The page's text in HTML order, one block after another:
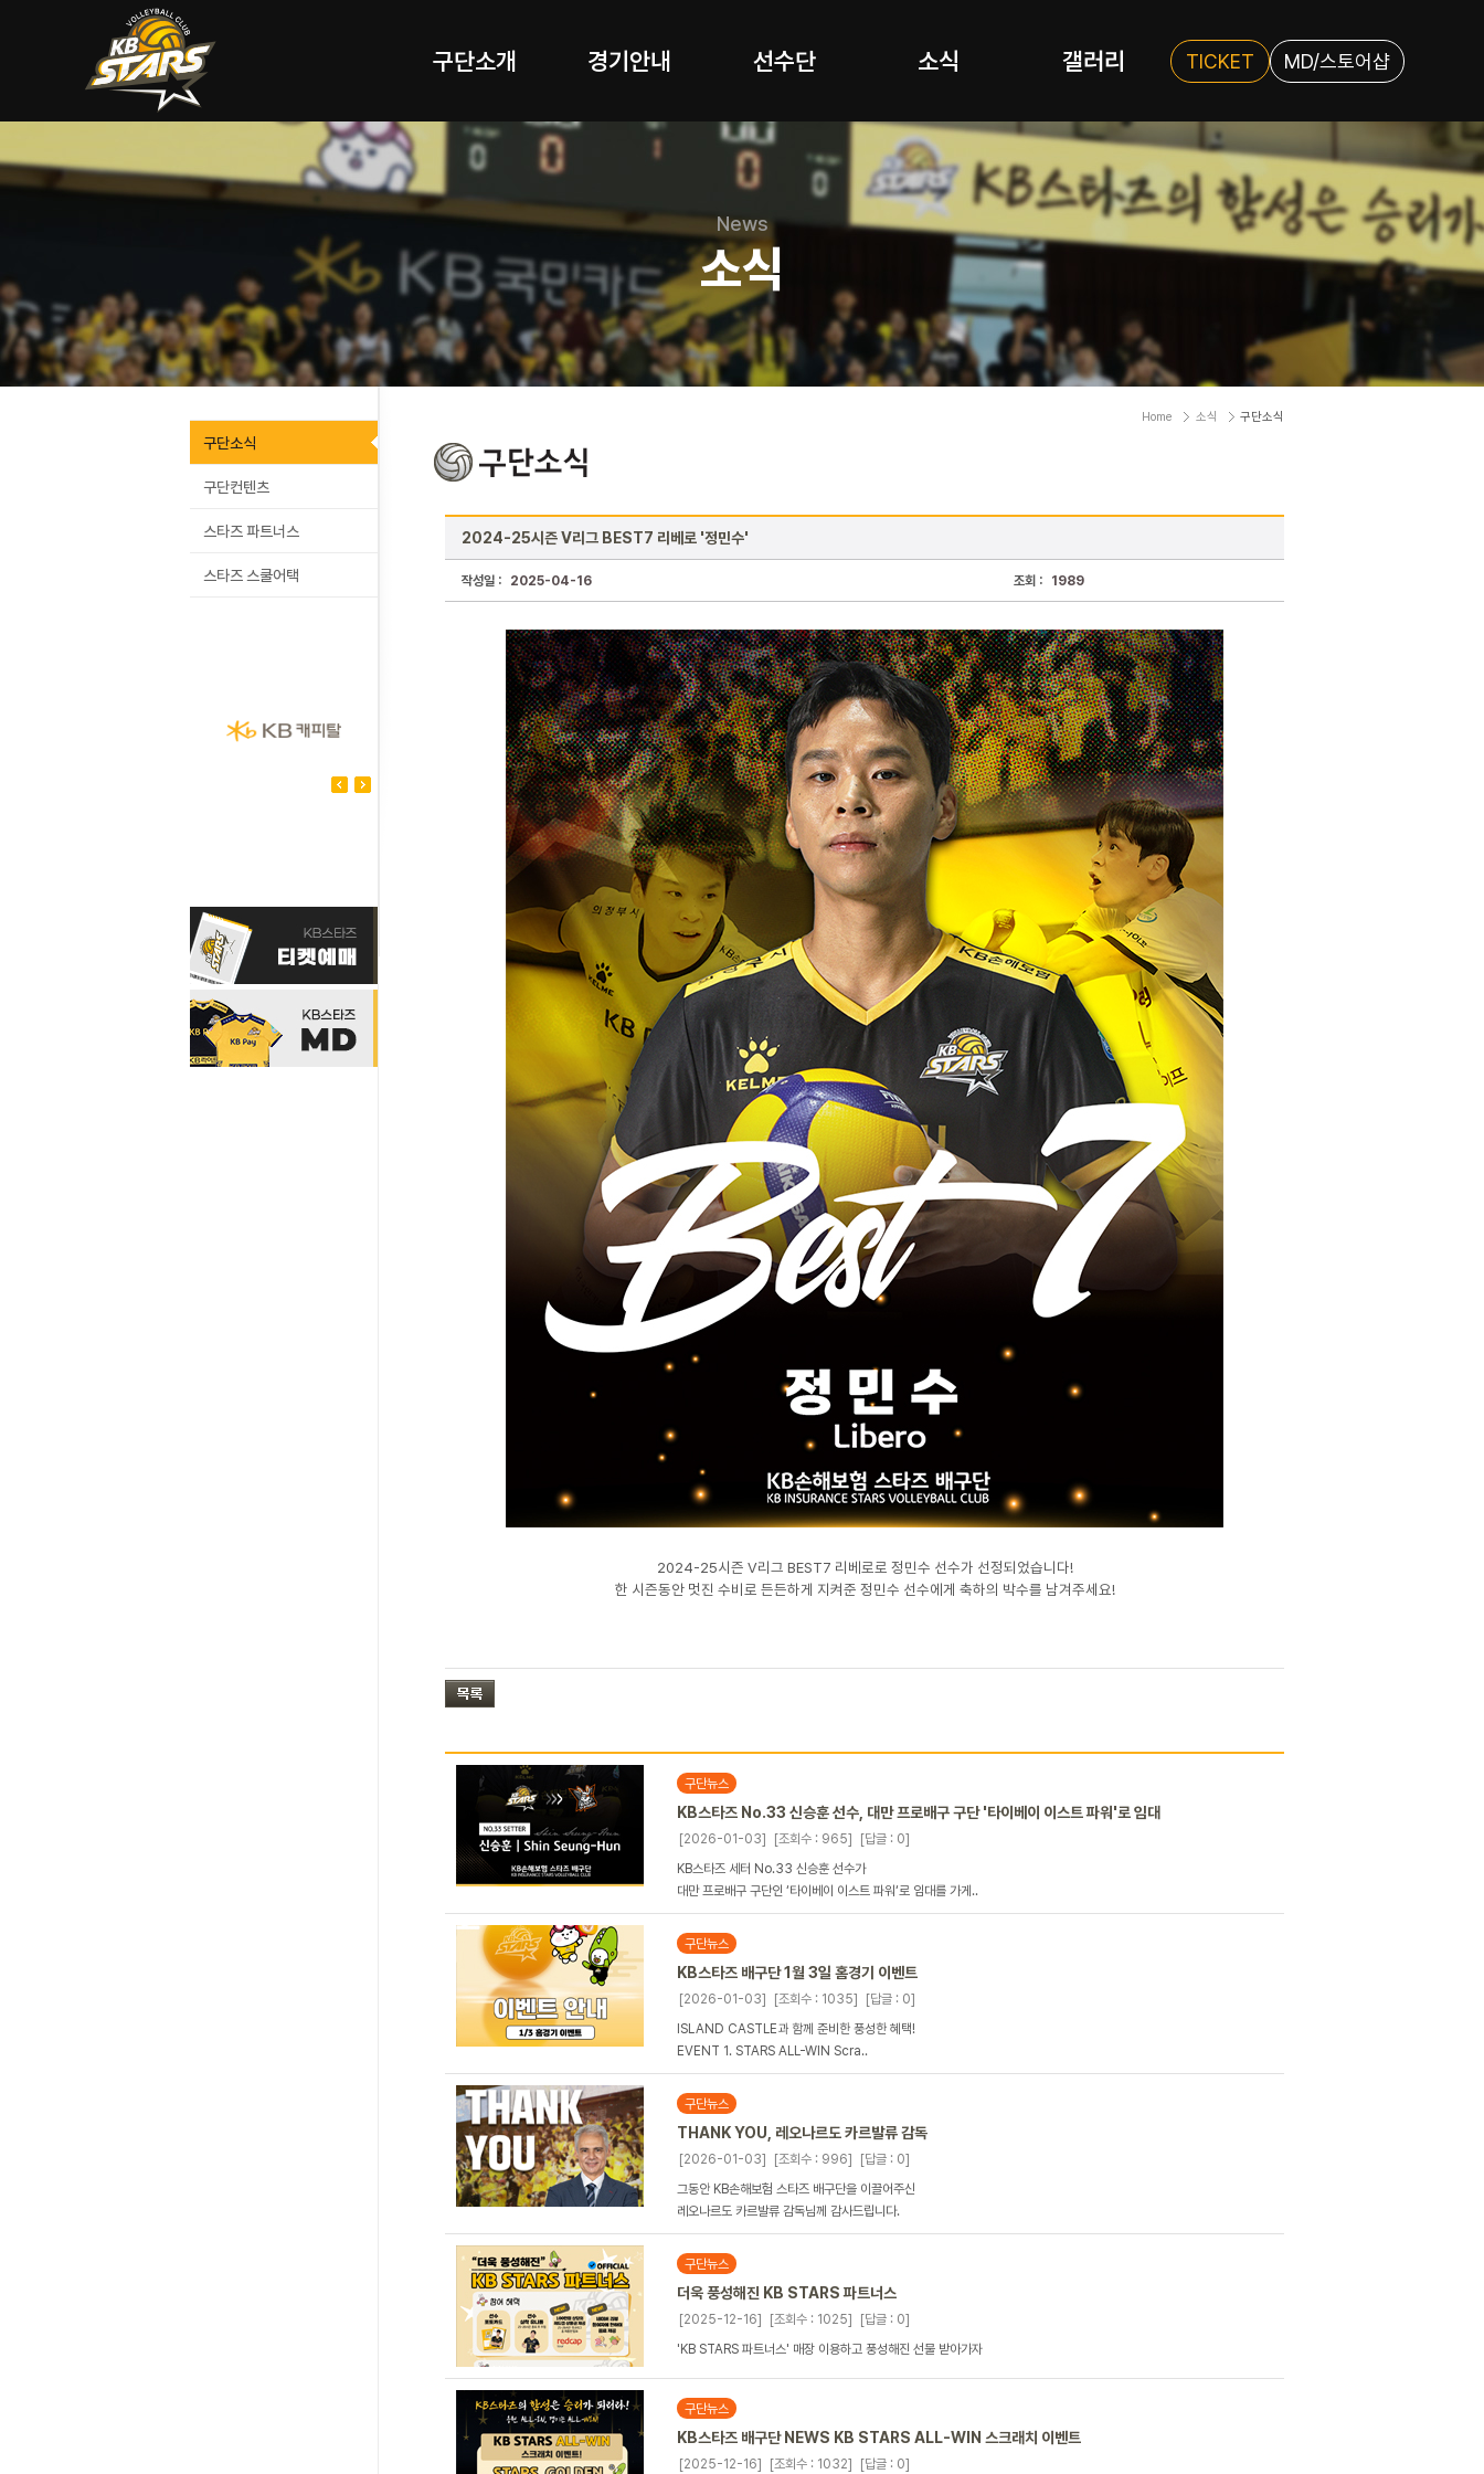
구단소개 경기안내 선수단 소식 갤러리 TICKET MD/스토어샵
구단소식
구단컨텐츠
스타즈 파트너스
스타즈 스쿨어택
Home 소식 구단소식
2024-25시즌 V리그 BEST7 리베로 '정민수'
작성일 : 2025-04-16 조회 : 1989
2024-25시즌 V리그 BEST7 리베로로 정민수 선수가 선정되었습니다!
한 시즌동안 멋진 수비로 든든하게 지켜준 정민수 선수에게 축하의 박수를 남겨주세요!
구단뉴스
KB스타즈 No.33 신승훈 선수, 대만 프로배구 구단 '타이베이 이스트 파워'로 임대
[2026-01-03] [조회수 : 965]
[답글 : 0]
KB스타즈 세터 No.33 신승훈 선수가
대만 프로배구 구단인 ‘타이베이 이스트 파워‘로 임대를 가게..
구단뉴스
KB스타즈 배구단 1월 3일 홈경기 이벤트
[2026-01-03] [조회수 : 1035]
[답글 : 0]
ISLAND CASTLE과 함께 준비한 풍성한 혜택!
EVENT 1. STARS ALL-WIN Scra..
구단뉴스
THANK YOU, 레오나르도 카르발류 감독
[2026-01-03] [조회수 : 996]
[답글 : 0]
그동안 KB손해보험 스타즈 배구단을 이끌어주신
레오나르도 카르발류 감독님께 감사드립니다.
구단뉴스
더욱 풍성해진 KB STARS 파트너스
[2025-12-16] [조회수 : 1025]
[답글 : 0]
'KB STARS 파트너스' 매장 이용하고 풍성해진 선물 받아가자
구단뉴스
KB스타즈 배구단 NEWS KB STARS ALL-WIN 스크래치 이벤트
[2025-12-16] [조회수 : 1032] [답글 : 0]